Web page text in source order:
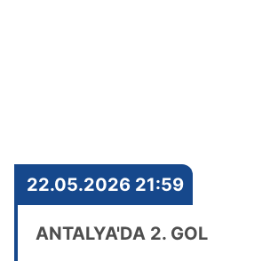
22.05.2026 21:59
ANTALYA'DA 2. GOL